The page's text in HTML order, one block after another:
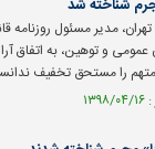
شناخته شد
مدیر مسئول روزنامه
و توهین، به اتفاق
را مستحق تخفیف